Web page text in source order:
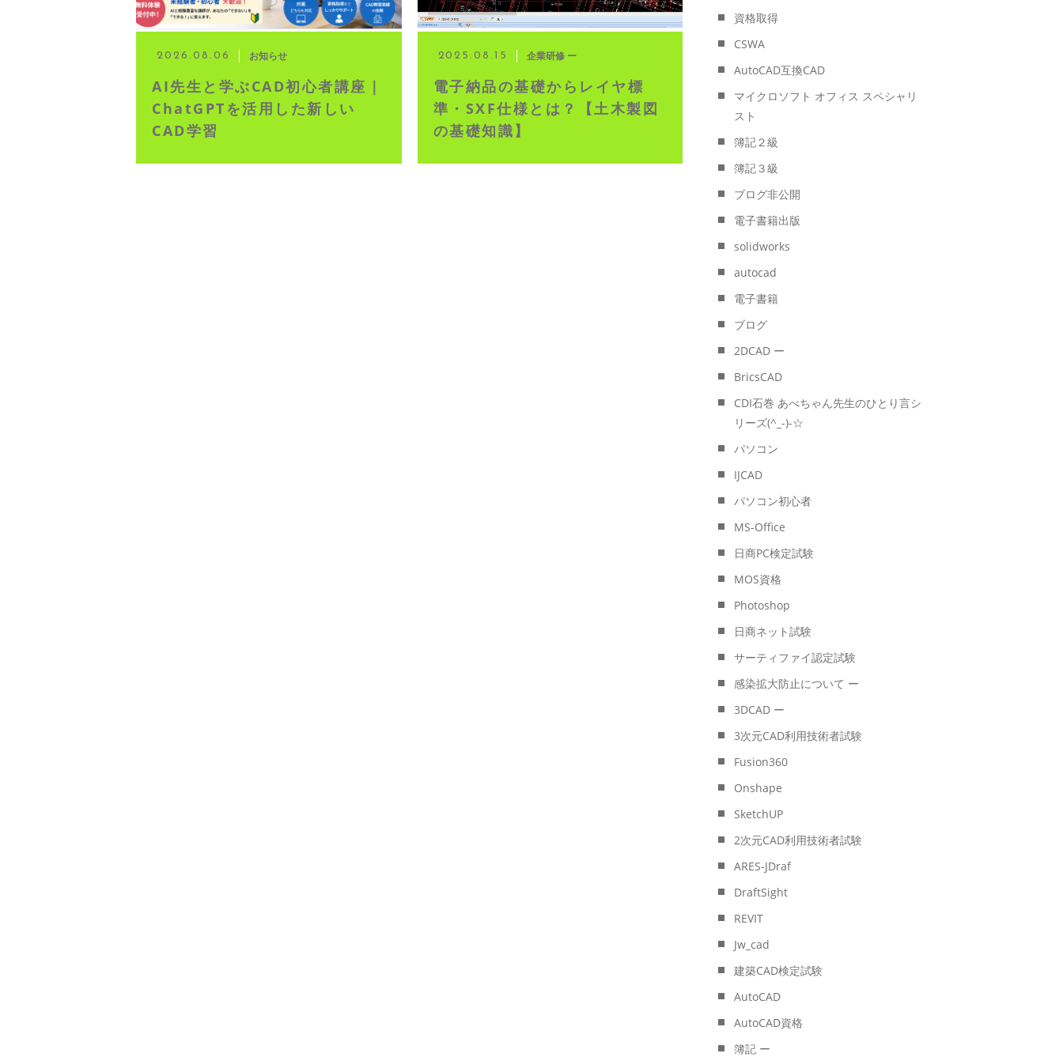
◇ Youtubeチャンネル・ライブ配信
◇ よくある質問
2026.08.06 お知らせ
AI先生と学ぶCAD初心者講座｜
ChatGPTを活用した新しい
CAD学習
2025.08.15 企業研修 ー
電子納品の基礎からレイヤ標
準・SXF仕様とは？【土木製図
の基礎知識】
資格取得
CSWA
AutoCAD互換CAD
マイクロソフト オフィス スペシャリ
スト
簿記２級
簿記３級
ブログ非公開
電子書籍出版
solidworks
autocad
電子書籍
ブログ
2DCAD ー
BricsCAD
CDI石巻 あべちゃん先生のひとり言シ
リーズ(^_-)-☆
パソコン
IJCAD
パソコン初心者
MS-Office
日商PC検定試験
MOS資格
Photoshop
日商ネット試験
サーティファイ認定試験
感染拡大防止について ー
3DCAD ー
3次元CAD利用技術者試験
Fusion360
Onshape
SketchUP
2次元CAD利用技術者試験
ARES-JDraf
DraftSight
REVIT
Jw_cad
建築CAD検定試験
AutoCAD
AutoCAD資格
簿記 ー